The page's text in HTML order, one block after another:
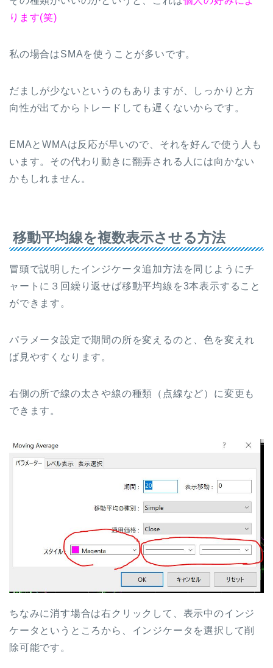
ります(笑)
私の場合はSMAを使うことが多いです。
だましが少ないというのもありますが、しっかりと方
向性が出てからトレードしても遅くないからです。
EMAとWMAは反応が早いので、それを好んで使う人も
います。その代わり動きに翻弄される人には向かない
かもしれません。
移動平均線を複数表示させる方法
冒頭で説明したインジケータ追加方法を同じようにチ
ャートに３回繰り返せば移動平均線を3本表示すること
ができます。
パラメータ設定で期間の所を変えるのと、色を変えれ
ば見やすくなります。
右側の所で線の太さや線の種類（点線など）に変更も
できます。
ちなみに消す場合は右クリックして、表示中のインジ
ケータというところから、インジケータを選択して削
除可能です。